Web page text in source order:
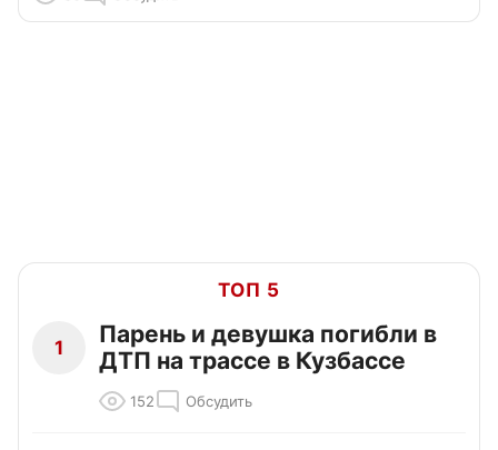
ТОП 5
1
Парень и девушка погибли в
ДТП на трассе в Кузбассе
152 Обсудить